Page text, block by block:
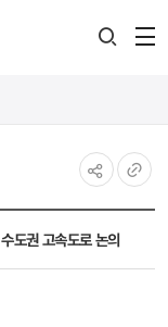
도권 고속도로 논의